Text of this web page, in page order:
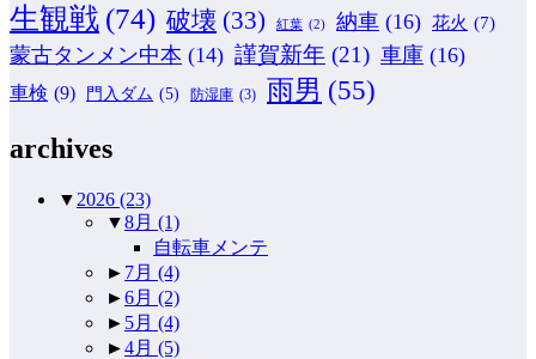
生観戦 (74) 破壊 (33) 紅葉 (2) 納車 (16) 花火 (7)
蒙古タンメン中本 (14) 謹賀新年 (21) 車庫 (16)
車検 (9) 門入ダム (5) 防湿庫 (3) 雨男 (55)
archives
▼ 2026 (23)
▼8月 (1)
自転車メンテ
► 7月 (4)
►6月 (2)
► 5月 (4)
►4月 (5)